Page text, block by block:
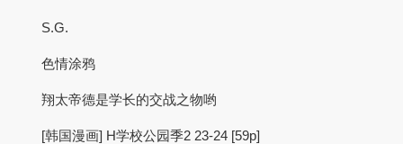
S.G.
色情涂鸦
翔太帝德是学长的交战之物哟
[韩国漫画] H学校公园季2 23-24 [59p]